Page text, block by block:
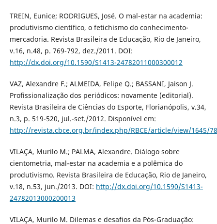
TREIN, Eunice; RODRIGUES, José. O mal-estar na academia:
produtivismo científico, o fetichismo do conhecimento-
mercadoria. Revista Brasileira de Educação, Rio de Janeiro,
v.16, n.48, p. 769-792, dez./2011. DOI:
http://dx.doi.org/10.1590/S1413-24782011000300012
VAZ, Alexandre F.; ALMEIDA, Felipe Q.; BASSANI, Jaison J.
Profissionalização dos periódicos: novamente (editorial).
Revista Brasileira de Ciências do Esporte, Florianópolis, v.34,
n.3, p. 519-520, jul.-set./2012. Disponível em:
http://revista.cbce.org.br/index.php/RBCE/article/view/1645/
VILAÇA, Murilo M.; PALMA, Alexandre. Diálogo sobre
cientometria, mal-estar na academia e a polêmica do
produtivismo. Revista Brasileira de Educação, Rio de Janeiro,
v.18, n.53, jun./2013. DOI: http://dx.doi.org/10.1590/S1413-
24782013000200013
VILAÇA, Murilo M. Dilemas e desafios da Pós-Graduação: